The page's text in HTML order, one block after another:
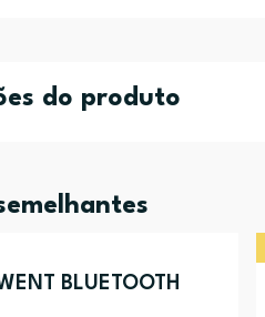
do produto
BLUETOOTH